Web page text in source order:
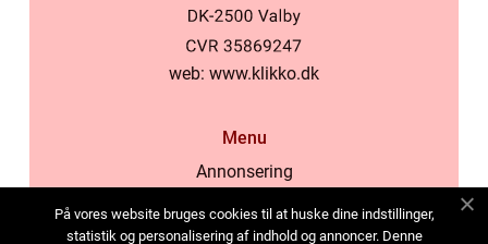
web: www.klikko.dk
Menu
Annonsering
Cookies
På vores website bruges cookies til at huske dine indstillinger,
statistik og personalisering af indhold og annoncer. Denne